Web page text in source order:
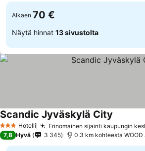
Alkaen 70 €
Näytä hinnat 13 sivustolta
3 Tähtiluokitus
Hotelli Erinomainen sijainti kaupungin
Scandic Jyväskylä City
7,8 Hyvä 3 345 0.3 km kohteesta WOOD